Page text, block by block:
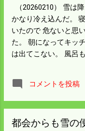
北交
あが
100％
ので
できた
ッテ
切ろう
（20260210） 雪は
かなり冷え込んだ。
いたので 危ないと思
た。 朝になってキッ
は出てこない。 風呂
ていないかと気をも
異状ないようなので
26日 に復旧している
回の寒波は今日の昼
コメントを投稿
都会からも雪の